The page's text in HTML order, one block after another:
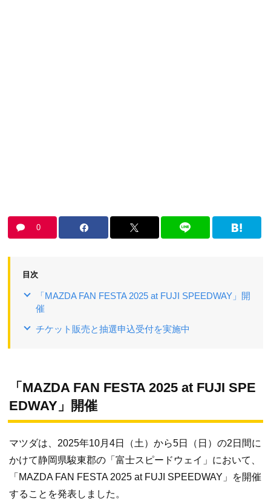
0
目次
「MAZDA FAN FESTA 2025 at FUJI SPEEDWAY」開
催
チケット販売と抽選申込受付を実施中
「MAZDA FAN FESTA 2025 at FUJI SPE
EDWAY」開催
マツダは、2025年10月4日（土）から5日（日）の2日間に
かけて静岡県駿東郡の「富士スピードウェイ」において、
「MAZDA FAN FESTA 2025 at FUJI SPEEDWAY」を開催
することを発表しました。